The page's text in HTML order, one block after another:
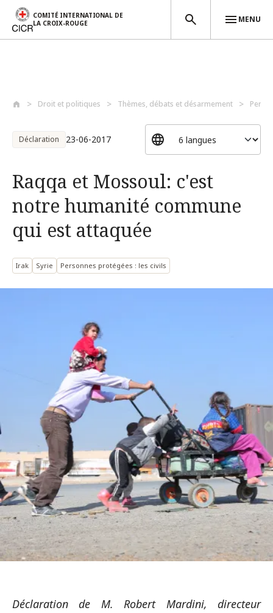
COMITÉ INTERNATIONAL DE
LA CROIX-ROUGE
MENU
Droit et politiques Thèmes, débats et désarmement
Déclaration 23-06-2017
Raqqa et Mossoul: c'est
notre humanité commune
qui est attaquée
Irak Syrie Personnes protégées : les civils
Déclaration de M. Robert Mardini, directeur